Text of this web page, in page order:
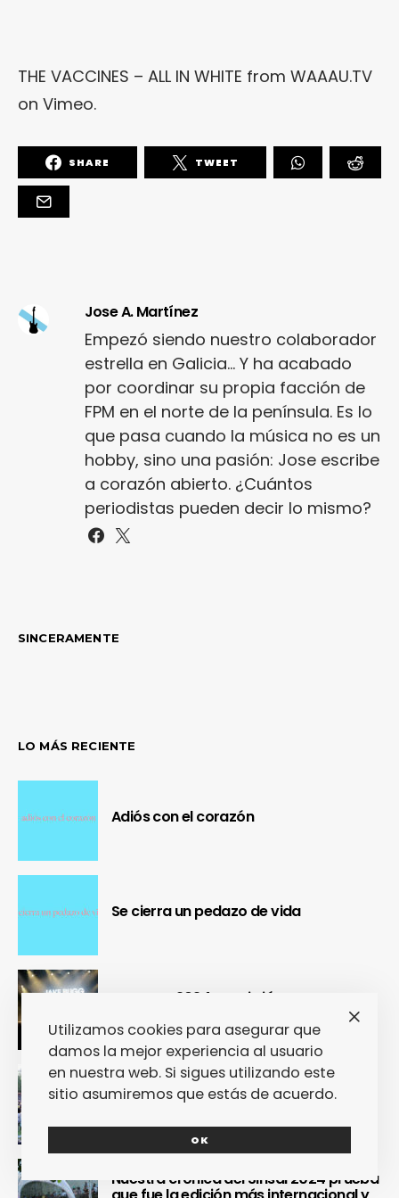
THE VACCINES – ALL IN WHITE from WAAAU.TV
on Vimeo.
SHARE TWEET
Jose A. Martínez
Empezó siendo nuestro colaborador
estrella en Galicia... Y ha acabado
por coordinar su propia facción de
FPM en el norte de la península. Es lo
que pasa cuando la música no es un
hobby, sino una pasión: Jose escribe
a corazón abierto. ¿Cuántos
periodistas pueden decir lo mismo?
SINCERAMENTE
LO MÁS RECIENTE
Adiós con el corazón
Se cierra un pedazo de vida
OUR Fest 2024 convirtió a Ourense en
Nuestra crónica confirma que Paredes
de Coura 2024 no fue un festival, sino
Nuestra crónica del Sinsal 2024 prueba
Utilizamos cookies para asegurar que
damos la mejor experiencia al usuario
en nuestra web. Si sigues utilizando este
sitio asumiremos que estás de acuerdo.
OK